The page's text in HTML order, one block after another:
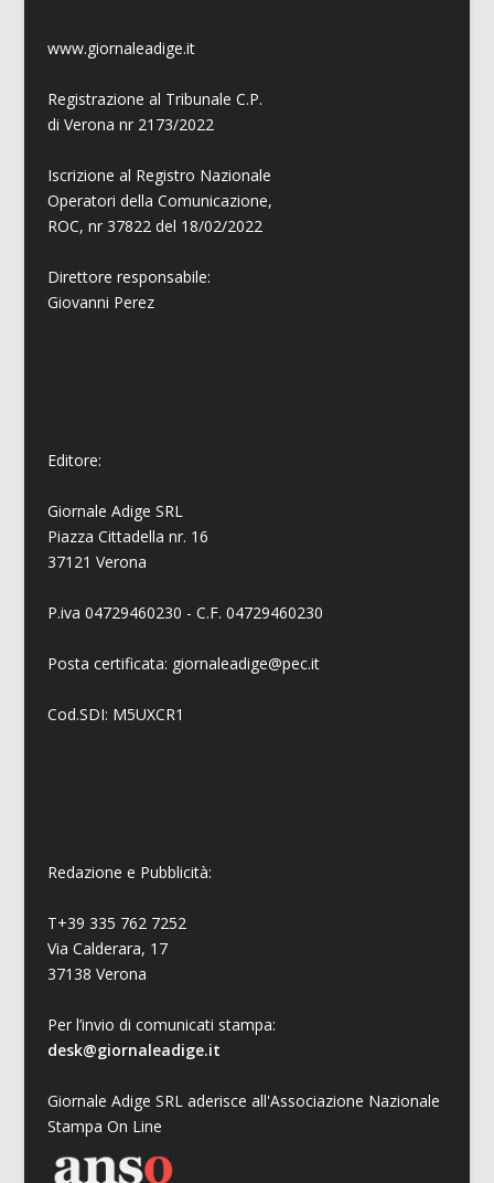
www.giornaleadige.it
Registrazione al Tribunale C.P.
di Verona nr 2173/2022
Iscrizione al Registro Nazionale
Operatori della Comunicazione,
ROC, nr 37822 del 18/02/2022
Direttore responsabile:
Giovanni Perez
Editore:
Giornale Adige SRL
Piazza Cittadella nr. 16
37121 Verona
P.iva 04729460230 - C.F. 04729460230
Posta certificata: giornaleadige@pec.it
Cod.SDI: M5UXCR1
Redazione e Pubblicità:
T+39 335 762 7252
Via Calderara, 17
37138 Verona
Per l’invio di comunicati stampa:
desk@giornaleadige.it
Giornale Adige SRL aderisce all'Associazione Nazionale
Stampa On Line